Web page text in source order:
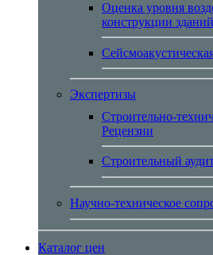
Оценка уровня
конструкции
Экспертизы
Строительно-
Рецензии
Строительный
Научно-техническое
Каталог цен